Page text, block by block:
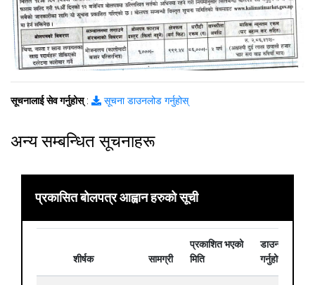
सूचनालाई सेव गर्नुहोस्: सूचना डाउनलोड गर्नुहोस्
अन्य सम्बन्धित सूचनाहरू
प्रकासित बोलपत्र आह्वान हरुको सूची
शीर्षक सामग्री
प्रकाशित भएको
मिति
डाउनलोड
गर्नुहोस्